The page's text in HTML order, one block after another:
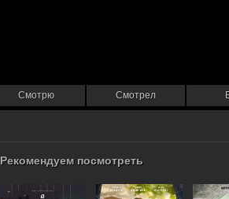
Смотрю Смотрел
Рекомендуем посмотреть